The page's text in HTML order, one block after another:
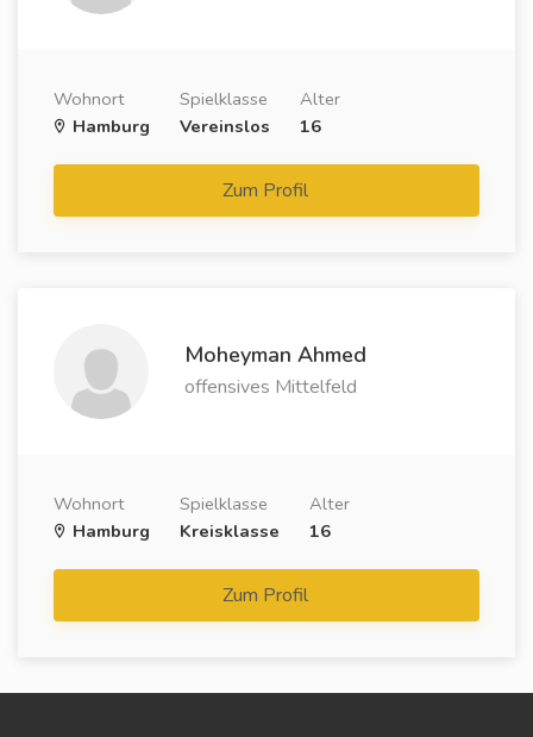
Wohnort
Hamburg
Spielklasse
Vereinslos
Alter
16
Zum Profil
Moheyman Ahmed
offensives Mittelfeld
Wohnort
Hamburg
Spielklasse
Kreisklasse
Alter
16
Zum Profil